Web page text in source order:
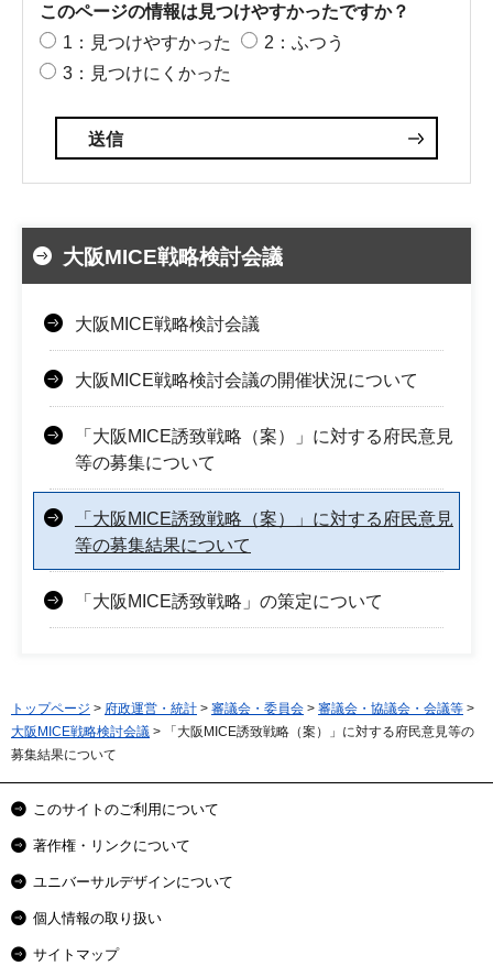
このページの情報は見つけやすかったですか？
1：見つけやすかった
2：ふつう
3：見つけにくかった
大阪MICE戦略検討会議
大阪MICE戦略検討会議
大阪MICE戦略検討会議の開催状況について
「大阪MICE誘致戦略（案）」に対する府民意見
等の募集について
「大阪MICE誘致戦略（案）」に対する府民意見
等の募集結果について
「大阪MICE誘致戦略」の策定について
トップページ > 府政運営・統計 > 審議会・委員会 > 審議会・協議会・会議等 >
大阪MICE戦略検討会議 > 「大阪MICE誘致戦略（案）」に対する府民意見等の
募集結果について
このサイトのご利用について
著作権・リンクについて
ユニバーサルデザインについて
個人情報の取り扱い
サイトマップ